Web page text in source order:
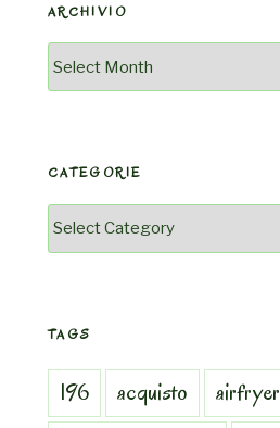
ARCHIVIO
Archivio
CATEGORIE
Categorie
TAGS
196 acquisto
airfryer